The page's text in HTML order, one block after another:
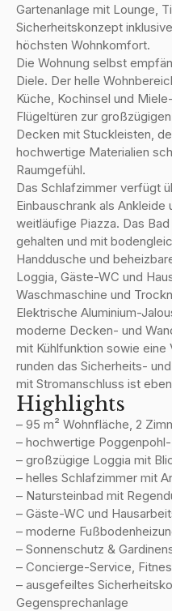
Gartenanlage mit Lounge,
Sicherheitskonzept
höchsten Wohnkomfort.
Die Wohnung selbst
Diele. Der helle
Küche, Kochinsel und
Flügeltüren zur
Decken mit Stuckleisten,
hochwertige Materialien
Raumgefühl.
Das Schlafzimmer verfügt
Einbauschrank als
weitläufige Piazza. Das
gehalten und mit
Handdusche und
Loggia, Gäste-WC und
Waschmaschine und
Elektrische Aluminium-
moderne Decken- und
mit Kühlfunktion sowie
runden das Sicherheits-
mit Stromanschluss ist
Highlights
– 95 m² Wohnfläche, 2
– hochwertige
– großzügige Loggia mit
– helles Schlafzimmer mit
– Natursteinbad mit
– Gäste-WC und
– moderne
– Sonnenschutz &
– Concierge-Service,
– ausgefeiltes
Gegensprechanlage